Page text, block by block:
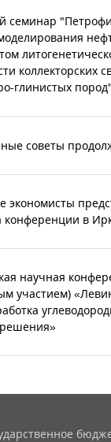
семинар
коллекторских
глинистых пород"
советы
экономисты
конференции в
научная
участием)